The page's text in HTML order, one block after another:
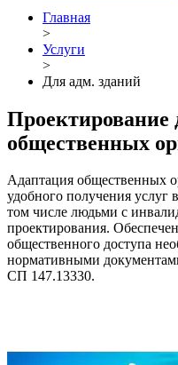
Главная
>
Услуги
>
Для адм. зданий
Проектирование
общественных
Адаптация общественных
удобного получения услуг
том числе людьми с
проектирования.
общественного доступа
нормативными
СП 147.13330.